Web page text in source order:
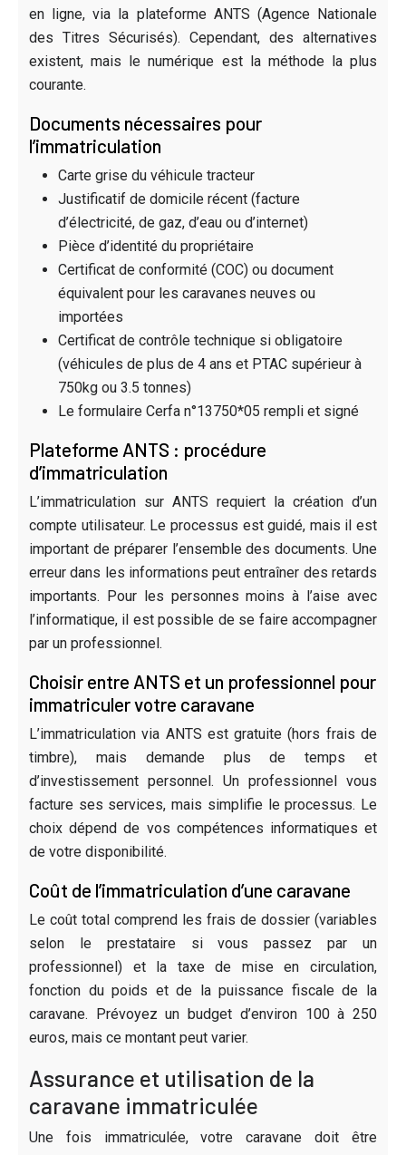
en ligne, via la plateforme ANTS (Agence Nationale
des Titres Sécurisés). Cependant, des alternatives
existent, mais le numérique est la méthode la plus
courante.
Documents nécessaires pour
l’immatriculation
Carte grise du véhicule tracteur
Justificatif de domicile récent (facture
d’électricité, de gaz, d’eau ou d’internet)
Pièce d’identité du propriétaire
Certificat de conformité (COC) ou document
équivalent pour les caravanes neuves ou
importées
Certificat de contrôle technique si obligatoire
(véhicules de plus de 4 ans et PTAC supérieur à
750kg ou 3.5 tonnes)
Le formulaire Cerfa n°13750*05 rempli et signé
Plateforme ANTS : procédure
d’immatriculation
L’immatriculation sur ANTS requiert la création d’un
compte utilisateur. Le processus est guidé, mais il est
important de préparer l’ensemble des documents. Une
erreur dans les informations peut entraîner des retards
importants. Pour les personnes moins à l’aise avec
l’informatique, il est possible de se faire accompagner
par un professionnel.
Choisir entre ANTS et un professionnel pour
immatriculer votre caravane
L’immatriculation via ANTS est gratuite (hors frais de
timbre), mais demande plus de temps et
d’investissement personnel. Un professionnel vous
facture ses services, mais simplifie le processus. Le
choix dépend de vos compétences informatiques et
de votre disponibilité.
Coût de l’immatriculation d’une caravane
Le coût total comprend les frais de dossier (variables
selon le prestataire si vous passez par un
professionnel) et la taxe de mise en circulation,
fonction du poids et de la puissance fiscale de la
caravane. Prévoyez un budget d’environ 100 à 250
euros, mais ce montant peut varier.
Assurance et utilisation de la
caravane immatriculée
Une fois immatriculée, votre caravane doit être